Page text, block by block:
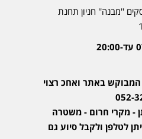
''מבנה'' חניון תחנת
באתר ואחכ רצוי
- מקרי חרום - משטרה
לטלפן ולקבל סיוע גם